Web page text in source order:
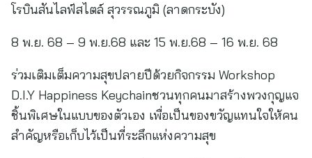
โรบินสันไลฟ์สไตล์ สุวรรณภูมิ (ลาดกระบัง)
8 พ.ย. 68 – 9 พ.ย.68 และ 15 พ.ย.68 – 16 พ.ย. 68
ร่วมเติมเต็มความสุขปลายปีด้วยกิจกรรม Workshop
D.I.Y Happiness Keychainชวนทุกคนมาสร้างพวงกุญแจ
ชิ้นพิเศษในแบบของตัวเอง เพื่อเป็นของขวัญแทนใจให้คน
สำคัญหรือเก็บไว้เป็นที่ระลึกแห่งความสุข